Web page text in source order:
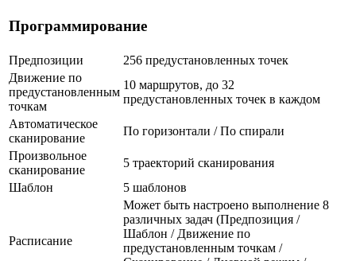
Программирование
Предпозиции
256 предустановленных точек
Движение по
предустановленным
точкам
10 маршрутов, до 32
предустановленных точек в каждом
Автоматическое
сканирование
По горизонтали / По спирали
Произвольное
сканирование
5 траекторий сканирования
Шаблон
5 шаблонов
Расписание
Может быть настроено выполнение 8
различных задач (Предпозиция /
Шаблон / Движение по
предустановленным точкам /